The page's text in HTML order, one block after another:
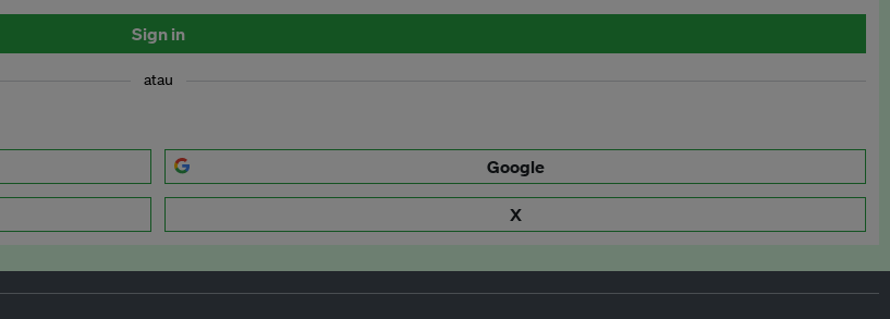
Sign in
atau
Google
X